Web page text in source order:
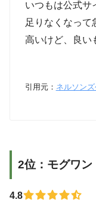
いつもは公式サ
足りなくなって
高いけど、良い
引用元： ネルソン
2位：モグワン
4.8